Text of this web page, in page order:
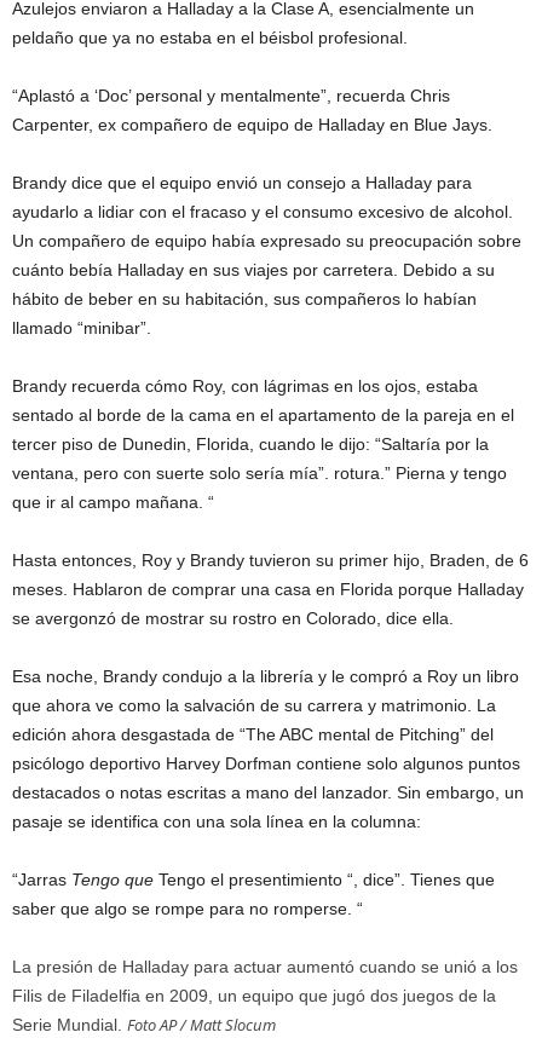
Azulejos enviaron a Halladay a la Clase A, esencialmente un
peldaño que ya no estaba en el béisbol profesional.
“Aplastó a ‘Doc’ personal y mentalmente”, recuerda Chris
Carpenter, ex compañero de equipo de Halladay en Blue Jays.
Brandy dice que el equipo envió un consejo a Halladay para
ayudarlo a lidiar con el fracaso y el consumo excesivo de alcohol.
Un compañero de equipo había expresado su preocupación sobre
cuánto bebía Halladay en sus viajes por carretera. Debido a su
hábito de beber en su habitación, sus compañeros lo habían
llamado “minibar”.
Brandy recuerda cómo Roy, con lágrimas en los ojos, estaba
sentado al borde de la cama en el apartamento de la pareja en el
tercer piso de Dunedin, Florida, cuando le dijo: “Saltaría por la
ventana, pero con suerte solo sería mía”. rotura.” Pierna y tengo
que ir al campo mañana. “
Hasta entonces, Roy y Brandy tuvieron su primer hijo, Braden, de 6
meses. Hablaron de comprar una casa en Florida porque Halladay
se avergonzó de mostrar su rostro en Colorado, dice ella.
Esa noche, Brandy condujo a la librería y le compró a Roy un libro
que ahora ve como la salvación de su carrera y matrimonio. La
edición ahora desgastada de “The ABC mental de Pitching” del
psicólogo deportivo Harvey Dorfman contiene solo algunos puntos
destacados o notas escritas a mano del lanzador. Sin embargo, un
pasaje se identifica con una sola línea en la columna:
“Jarras Tengo que Tengo el presentimiento “, dice”. Tienes que
saber que algo se rompe para no romperse. “
La presión de Halladay para actuar aumentó cuando se unió a los
Filis de Filadelfia en 2009, un equipo que jugó dos juegos de la
Serie Mundial. Foto AP / Matt Slocum